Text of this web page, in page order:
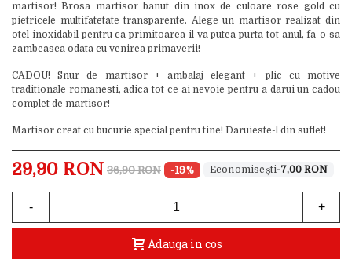
martisor! Brosa martisor banut din inox de culoare rose gold cu
pietricele multifatetate transparente. Alege un martisor realizat din
otel inoxidabil pentru ca primitoarea il va putea purta tot anul, fa-o sa
zambeasca odata cu venirea primaverii!
CADOU! Snur de martisor + ambalaj elegant + plic cu motive
traditionale romanesti, adica tot ce ai nevoie pentru a darui un cadou
complet de martisor!
Martisor creat cu bucurie special pentru tine! Daruieste-l din suflet!
29,90 RON 36,90 RON -19% -7,00 RON
- +
Adauga in cos